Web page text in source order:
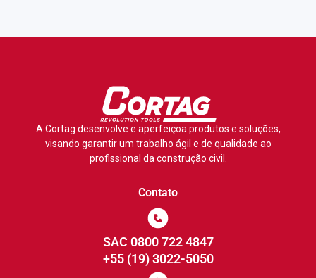
A Cortag desenvolve e aperfeiçoa produtos e soluções,
visando garantir um trabalho ágil e de qualidade ao
profissional da construção civil.
Contato
SAC 0800 722 4847
+55 (19) 3022-5050